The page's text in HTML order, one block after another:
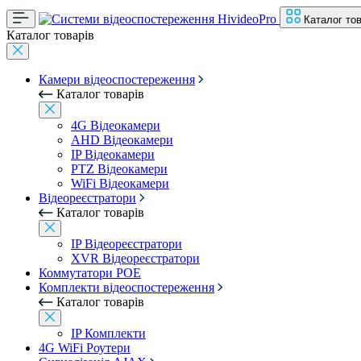
Каталог
Каталог товарів
Камери відеоспостереження
Каталог товарів
4G Відеокамери
AHD Відеокамери
IP Відеокамери
PTZ Відеокамери
WiFi Відеокамери
Відеореєстратори
Каталог товарів
IP Відеореєстратори
XVR Відеореєстратори
Коммутатори POE
Комплекти відеоспостереження
Каталог товарів
IP Комплекти
4G WiFi Роутери